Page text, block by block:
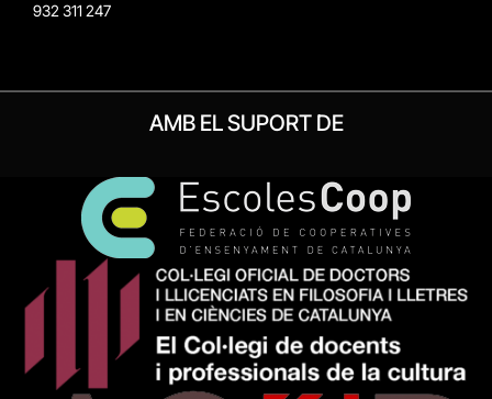
932 311 247
AMB EL SUPORT DE